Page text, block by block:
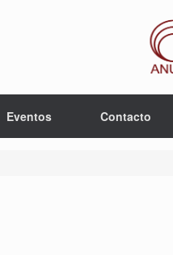
Eventos Contacto